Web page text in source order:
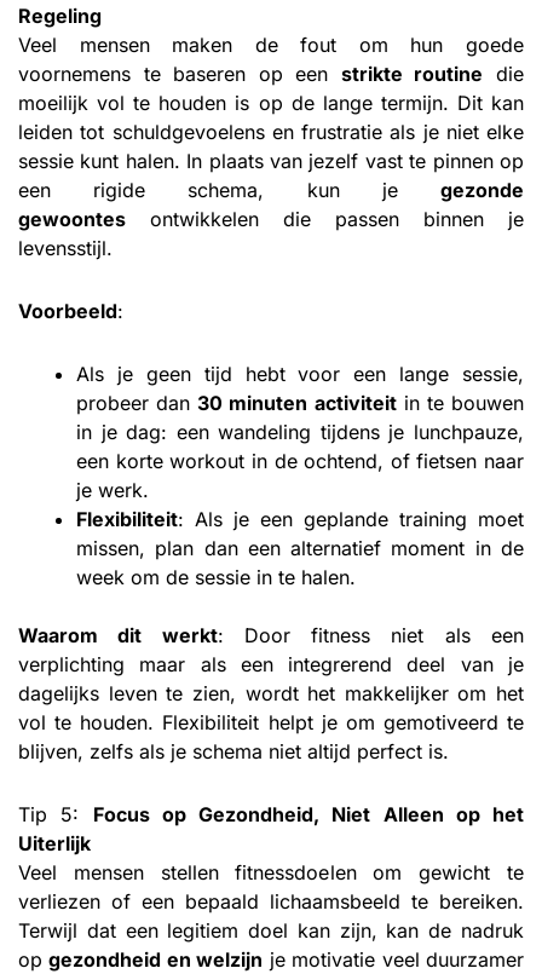
Regeling
Veel mensen maken de fout om hun goede
voornemens te baseren op een strikte routine die
moeilijk vol te houden is op de lange termijn. Dit kan
leiden tot schuldgevoelens en frustratie als je niet elke
sessie kunt halen. In plaats van jezelf vast te pinnen op
een rigide schema, kun je gezonde
gewoontes ontwikkelen die passen binnen je
levensstijl.
Voorbeeld:
Als je geen tijd hebt voor een lange sessie,
probeer dan30 minuten activiteitin te bouwen
in je dag: een wandeling tijdens je lunchpauze,
een korte workout in de ochtend, of fietsen naar
je werk.
Flexibiliteit: Als je een geplande training moet
missen, plan dan een alternatief moment in de
week om de sessie in te halen.
Waarom dit werkt: Door fitness niet als een
verplichting maar als een integrerend deel van je
dagelijks leven te zien, wordt het makkelijker om het
vol te houden. Flexibiliteit helpt je om gemotiveerd te
blijven, zelfs als je schema niet altijd perfect is.
Tip 5: Focus op Gezondheid, Niet Alleen op het
Uiterlijk
Veel mensen stellen fitnessdoelen om gewicht te
verliezen of een bepaald lichaamsbeeld te bereiken.
Terwijl dat een legitiem doel kan zijn, kan de nadruk
opgezondheid en welzijn je motivatie veel duurzamer